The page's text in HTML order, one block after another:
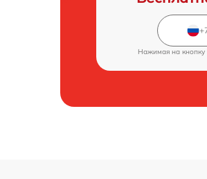
Нажимая на кнопку